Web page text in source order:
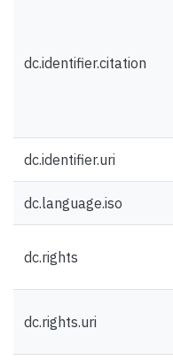
dc.identifier.citation
dc.identifier.uri
dc.language.iso
dc.rights
dc.rights.uri